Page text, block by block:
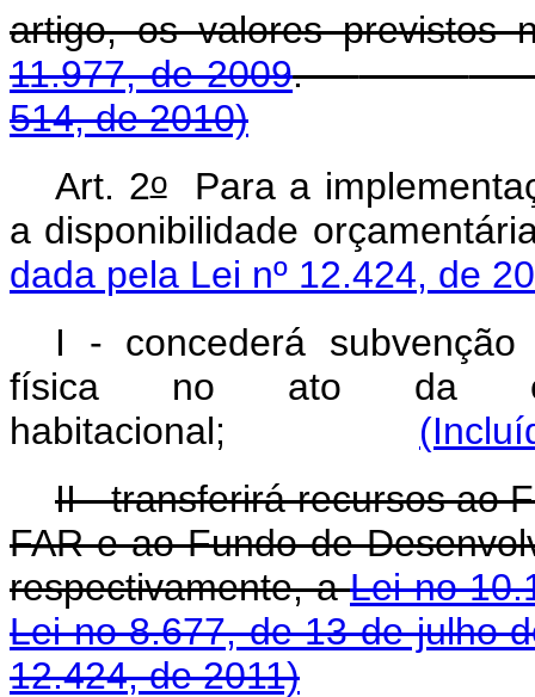
artigo, os valores previstos
11.977, de 2009.
514, de 2010)
Art. 2oPara a
a disponibilidade
dada pela Lei nº 12.424, de
I - concederá
física no ato da
habitacional;
II - transferirá recursos ao
FAR e ao Fundo de
respectivamente, aLei no
Lei no 8.677, de 13 de julho
12.424, de 2011)